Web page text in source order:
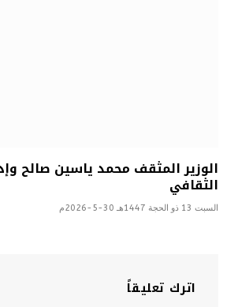
الوزير المثقف محمد ياسين صالح
الثقافي
السبت 13 ذو الحجة 1447هـ 30-5-2026م
اترك تعليقاً